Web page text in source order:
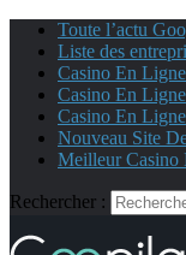
Toute l’actu
Liste des
Casino En
Casino En Ligne
Casino En Ligne
Nouveau Site
Meilleur Casino
Rechercher :